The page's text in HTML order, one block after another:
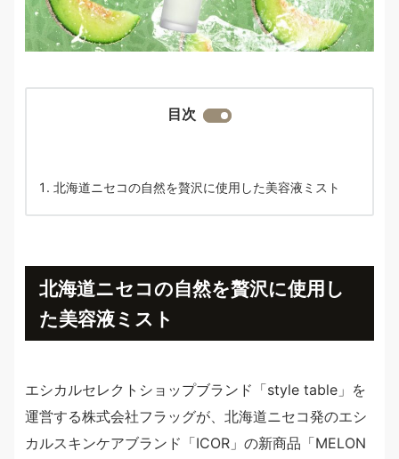
目次
北海道ニセコの自然を贅沢に使用した美容液ミスト
北海道ニセコの自然を贅沢に使用し
た美容液ミスト
エシカルセレクトショップブランド「style table」を
運営する株式会社フラッグが、北海道ニセコ発のエシ
カルスキンケアブランド「ICOR」の新商品「MELON